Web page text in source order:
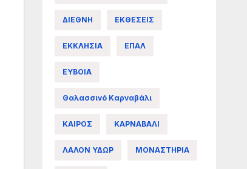
ΔΙΕΘΝΗ ΕΚΘΕΣΕΙΣ
ΕΚΚΛΗΣΙΑ ΕΠΑΛ
ΕΥΒΟΙΑ
Θαλασσινό Καρναβάλι
ΚΑΙΡΟΣ ΚΑΡΝΑΒΑΛΙ
ΛΑΛΟΝ ΥΔΩΡ ΜΟΝΑΣΤΗΡΙΑ